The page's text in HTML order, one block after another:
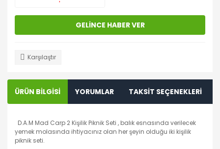
GELİNCE HABER VER
Karşılaştır
ÜRÜN BİLGİSİ YORUMLAR TAKSİT SEÇENEKLERİ
D.A.M Mad Carp 2 Kişilik Piknik Seti , balık esnasında verilecek
yemek molasında ihtiyacınız olan her şeyin olduğu iki kişilik
piknik seti.